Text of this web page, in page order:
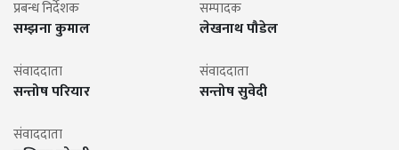
प्रबन्ध निर्देशक
सम्झना कुमाल
सम्पादक
लेखनाथ पौडेल
संवाददाता
सन्तोष परियार
संवाददाता
सन्तोष सुवेदी
संवाददाता